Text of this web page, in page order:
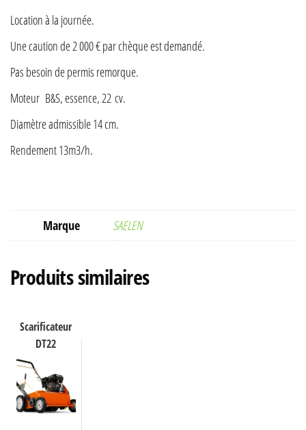
Location à la journée.
Une caution de 2 000 € par chèque est demandé.
Pas besoin de permis remorque.
Moteur B&S, essence, 22 cv.
Diamètre admissible 14 cm.
Rendement 13m3/h.
Marque SAELEN
Produits similaires
Scarificateur
DT22